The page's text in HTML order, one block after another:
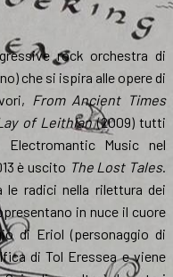
rock orchestra di
che si ispira alle opere di
From Ancient Times
of Leithian(2009) tutti
Music nel
è uscito The Lost Tales.
radici nella rilettura dei
in nuce il cuore
di Eriol (personaggio di
di Tol Eressea e viene